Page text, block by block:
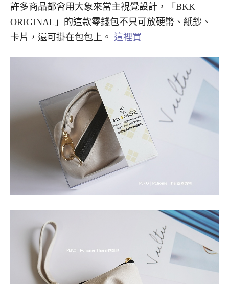
許多商品都會用大象來當主視覺設計，「BKK
ORIGINAL」的這款零錢包不只可放硬幣、紙鈔、
卡片，還可掛在包包上。 這裡買